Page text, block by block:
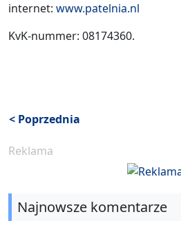
internet: www.patelnia.nl
KvK-nummer: 08174360.
< Poprzednia
Reklama
Najnowsze komentarze